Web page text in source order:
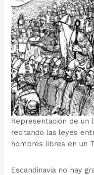
Representación de un
recitando las leyes
hombres libres en un
Escandinavia no hay